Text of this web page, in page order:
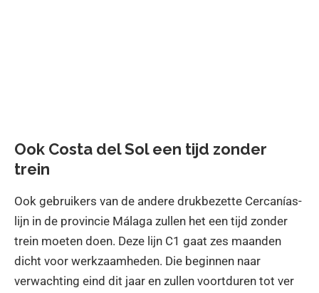
Ook Costa del Sol een tijd zonder
trein
Ook gebruikers van de andere drukbezette Cercanías-
lijn in de provincie Málaga zullen het een tijd zonder
trein moeten doen. Deze lijn C1 gaat zes maanden
dicht voor werkzaamheden. Die beginnen naar
verwachting eind dit jaar en zullen voortduren tot ver